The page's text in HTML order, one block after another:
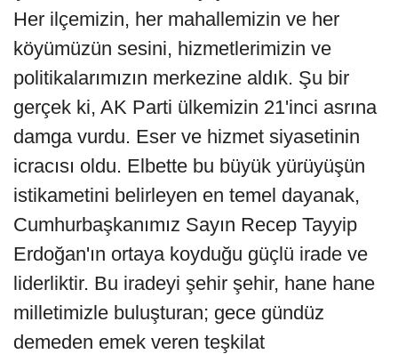
Her ilçemizin, her mahallemizin ve her
köyümüzün sesini, hizmetlerimizin ve
politikalarımızın merkezine aldık. Şu bir
gerçek ki, AK Parti ülkemizin 21'inci asrına
damga vurdu. Eser ve hizmet siyasetinin
icracısı oldu. Elbette bu büyük yürüyüşün
istikametini belirleyen en temel dayanak,
Cumhurbaşkanımız Sayın Recep Tayyip
Erdoğan'ın ortaya koyduğu güçlü irade ve
liderliktir. Bu iradeyi şehir şehir, hane hane
milletimizle buluşturan; gece gündüz
demeden emek veren teşkilat